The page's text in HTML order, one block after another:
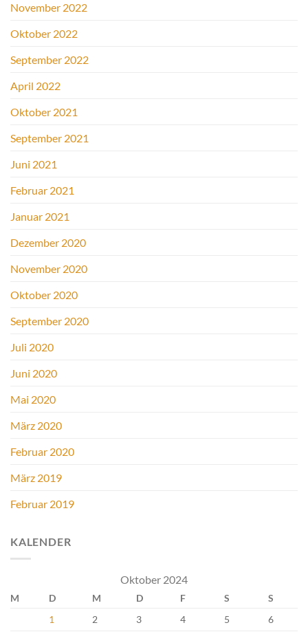
November 2022
Oktober 2022
September 2022
April 2022
Oktober 2021
September 2021
Juni 2021
Februar 2021
Januar 2021
Dezember 2020
November 2020
Oktober 2020
September 2020
Juli 2020
Juni 2020
Mai 2020
März 2020
Februar 2020
März 2019
Februar 2019
KALENDER
Oktober 2024
M D M D F S
S
1
2 3 4 5 6